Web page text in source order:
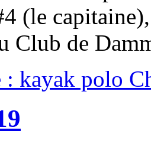
(le
Club de
kayak polo